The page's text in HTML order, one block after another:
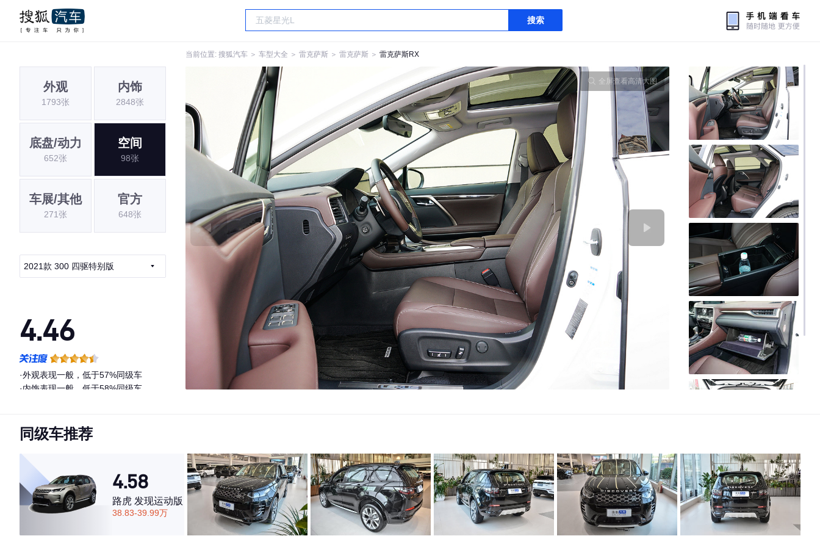
搜索
当前位置: 搜狐汽车 ＞ 车型大全 ＞ 雷克萨斯 ＞ 雷克萨斯 ＞ 雷克萨斯RX
外观
1793张
内饰
2848张
底盘/动力
652张
空间
98张
车展/其他
271张
官方
648张
2021款 300 四驱特别版
4.46
·外观表现一般，低于57%同级车
·内饰表现一般，低于58%同级车
全屏查看高清大图
同级车推荐
4.58
路虎 发现运动版
38.83-39.99万